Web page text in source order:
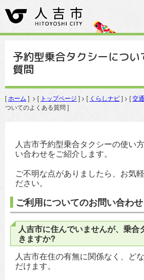
予約型乗合タクシーについ
質問
[ ホーム ] > [ トップページ ] > [ くらしナビ] > [交通
ついてのよくある質問 ]
人吉市予約型乗合タクシーの使い
い合わせをご紹介します。
ご不明な点がありましたら、お気
ださい。
ご利用についてのお問い合わせ
人吉市に住んでいませんが、乗合
きますか?
人吉市在住の有無に関係なく、ど
だけます。